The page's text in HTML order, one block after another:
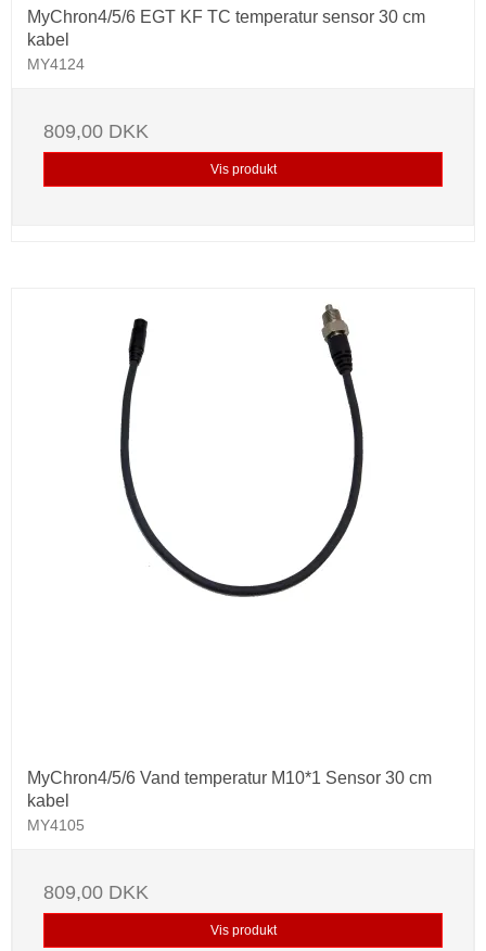
MyChron4/5/6 EGT KF TC temperatur sensor 30 cm
kabel
MY4124
809,00 DKK
Vis produkt
MyChron4/5/6 Vand temperatur M10*1 Sensor 30 cm
kabel
MY4105
809,00 DKK
Vis produkt